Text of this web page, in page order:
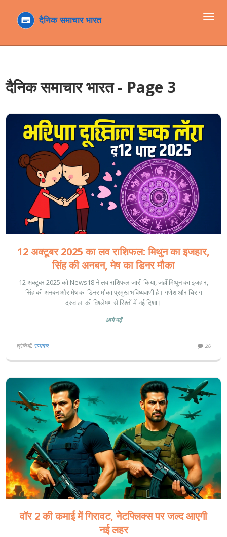
टॉगल
दैनिक समाचार भारत - Page 3
12 अक्टूबर 2025 का लव राशिफल: मिथुन का इजहार,
सिंह की अनबन, मेष का डिनर मौका
12 अक्टूबर 2025 को News18 ने लव राशिफल जारी किया, जहाँ मिथुन का इजहार,
सिंह की अनबन और मेष का डिनर मौका प्रमुख भविष्यवाणी है। गणेश और चिराग
दरुवाला की विश्लेषण से रिश्तों में नई दिशा।
आगे पढ़ें
श्रेणियाँ: समाचार 20
वॉर 2 की कमाई में गिरावट, नेटफ्लिक्स पर जल्द आएगी
नई लहर